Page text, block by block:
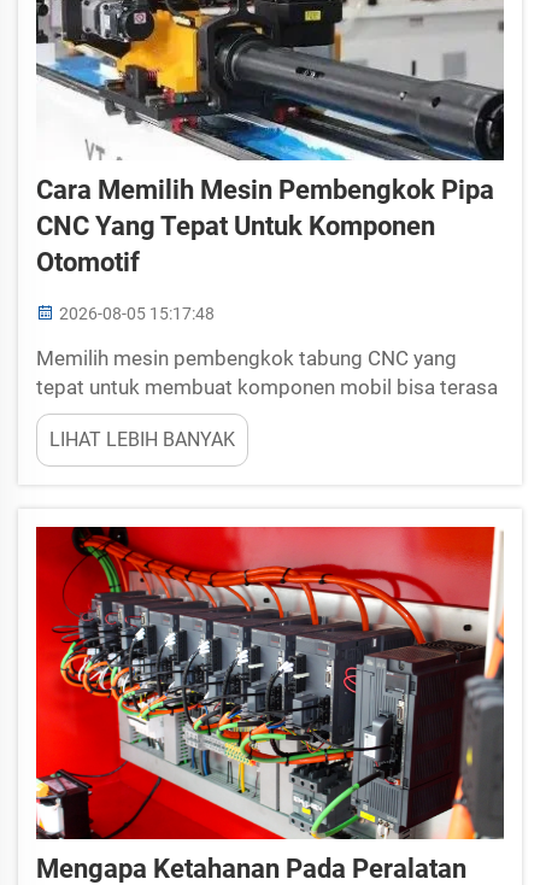
Cara Memilih Mesin Pembengkok Pipa
CNC Yang Tepat Untuk Komponen
Otomotif
2026-08-05 15:17:48
Memilih mesin pembengkok tabung CNC yang
tepat untuk membuat komponen mobil bisa terasa
rumit. Dengan banyak pilihan yang tersedia, penting
untuk mengetahui kriteria yang harus diperhatikan.
Mesin pembengkok tabung CNC membantu
yang dibutuhkan untuk kendaraan...
LIHAT LEBIH BANYAK
Mengapa Ketahanan Pada Peralatan